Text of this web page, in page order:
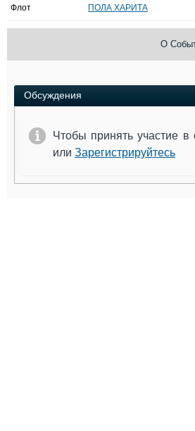
Флот
ПОЛА ХАРИТА
О
Обсуждения
Чтобы принять участие
или Зарегистрируйтесь